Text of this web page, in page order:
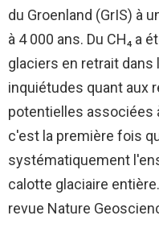
du Groenland (GrIS) à
à 4 000 ans. Du CH₄ a
glaciers en retrait dans
inquiétudes quant aux
potentielles associées
c'est la première fois
systématiquement
calotte glaciaire
revue Nature